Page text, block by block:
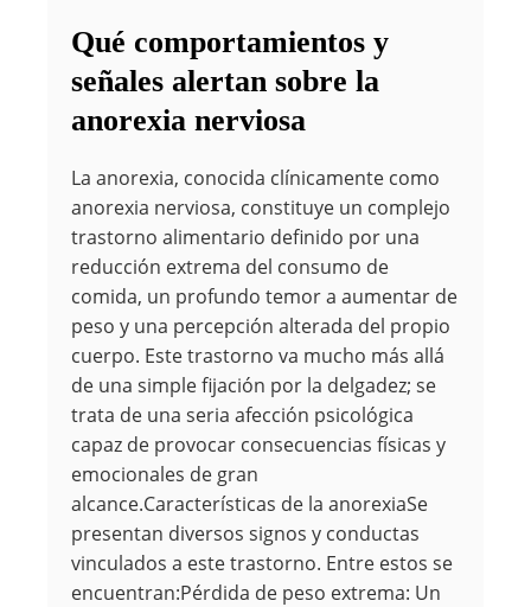
Qué comportamientos y
señales alertan sobre la
anorexia nerviosa
La anorexia, conocida clínicamente como
anorexia nerviosa, constituye un complejo
trastorno alimentario definido por una
reducción extrema del consumo de
comida, un profundo temor a aumentar de
peso y una percepción alterada del propio
cuerpo. Este trastorno va mucho más allá
de una simple fijación por la delgadez; se
trata de una seria afección psicológica
capaz de provocar consecuencias físicas y
emocionales de gran
alcance.Características de la anorexiaSe
presentan diversos signos y conductas
vinculados a este trastorno. Entre estos se
encuentran:Pérdida de peso extrema: Un